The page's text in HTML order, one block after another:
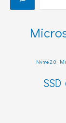
Nvme 2.0
SSD